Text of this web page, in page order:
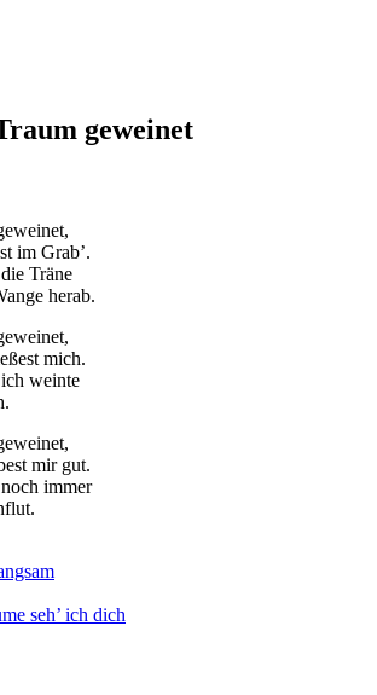
geweinet
im Grab’.
Träne
herab.
mich.
weinte
mir gut.
immer
seh’ ich dich